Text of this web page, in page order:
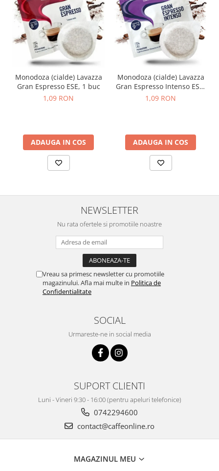
Monodoza (cialde) Lavazza
Gran Espresso ESE, 1 buc
1,09 RON
ADAUGA IN COS
Monodoza (cialde) Lavazza
Gran Espresso Intenso ESE,
1 buc
1,09 RON
ADAUGA IN COS
NEWSLETTER
Nu rata ofertele si promotiile noastre
Vreau sa primesc newsletter cu promotiile
magazinului. Afla mai multe in Politica de
Confidentialitate
SOCIAL
Urmareste-ne in social media
SUPORT CLIENTI
Luni - Vineri 9:30 - 16:00 (pentru apeluri telefonice)
0742294600
contact@caffeonline.ro
MAGAZINUL MEU